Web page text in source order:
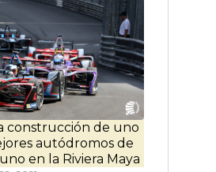
construcción de uno
autódromos de
en la Riviera Maya